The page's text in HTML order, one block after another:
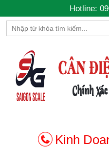
Hotline:
Kinh